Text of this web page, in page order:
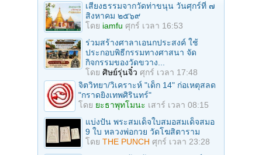
เสียงธรรมจากวัดท่าขนุน วันศุกร์ที่ ๗
สิงหาคม ๒๕๖๙
โดย iamfu ศุกร์ เวลา 16:53
ร่วมสร้างศาลาเอนกประสงค์ ใช้
ประกอบพิธีกรรมทางศาสนา จัด
กิจกรรมของวัดขวาง...
โดย ศิษย์รุ่นจิ๋ว ศุกร์ เวลา 17:48
จิตวิทยา/วิเคราะห์ "เด็ก 14" ก่อเหตุสลด
"กราดยิงเทพศิรินทร์"
โดย ยะธาพุทโมนะ เสาร์ เวลา 08:15
แบ่งปัน พระสมเด็จใบสมอสมเด็จสมอ
9 ใบ หลวงพ่อกวย วัดโฆสิตาราม
โดย THE PUNCH ศุกร์ เวลา 23:28